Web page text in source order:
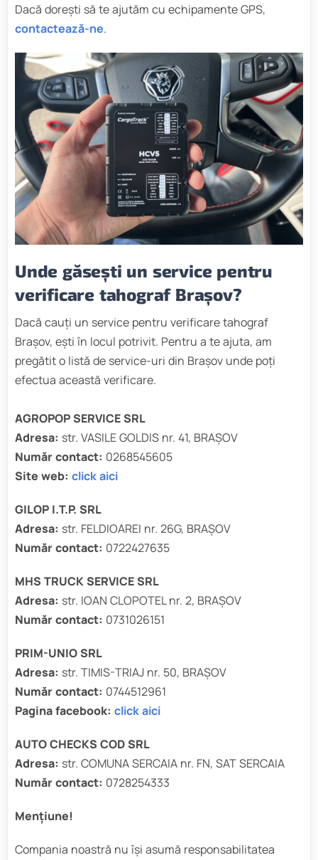
Dacă dorești să te ajutăm cu echipamente GPS,
contactează-ne.
Unde găsești un service pentru
verificare tahograf Brașov?
Dacă cauți un service pentru verificare tahograf
Brașov, ești în locul potrivit. Pentru a te ajuta, am
pregătit o listă de service-uri din Brașov unde poți
efectua această verificare.
AGROPOP SERVICE SRL
Adresa: str. VASILE GOLDIS nr. 41, BRAȘOV
Număr contact: 0268545605
Site web: click aici
GILOP I.T.P. SRL
Adresa: str. FELDIOAREI nr. 26G, BRAȘOV
Număr contact: 0722427635
MHS TRUCK SERVICE SRL
Adresa: str. IOAN CLOPOTEL nr. 2, BRAȘOV
Număr contact: 0731026151
PRIM-UNIO SRL
Adresa: str. TIMIS-TRIAJ nr. 50, BRAȘOV
Număr contact: 0744512961
Pagina facebook: click aici
AUTO CHECKS COD SRL
Adresa: str. COMUNA SERCAIA nr. FN, SAT SERCAIA
Număr contact: 0728254333
Mențiune!
Compania noastră nu își asumă responsabilitatea